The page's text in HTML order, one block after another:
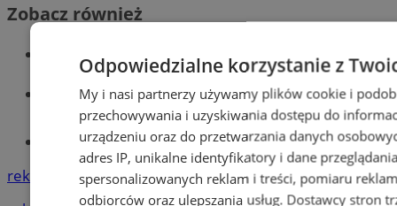
Zobacz również
Wiadomości kryminalne w Orzeszu
Wiadomości lokalne
Tworzenie stron www - Orzesze
reklama
Odpowiedzialne korzystanie z
My i nasi partnerzy używamy plików cookie i
przechowywania i uzyskiwania dostępu do
urządzeniu oraz do przetwarzania danych
adres IP, unikalne identyfikatory i dane
spersonalizowanych reklam i treści, pomiaru
odbiorców oraz ulepszania usług. Dostawcy stron